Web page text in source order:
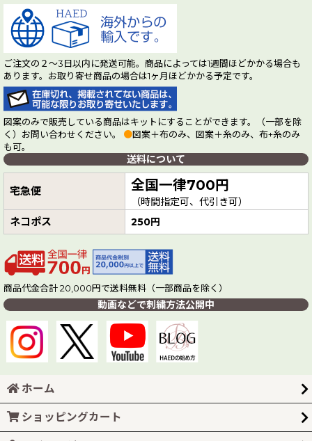
ご注文の２～3日以内に発送可能。商品によっては1週間ほどかかる場合も
あります。お取り寄せ商品の場合は1ヶ月ほどかかる予定です。
図案のみで販売している商品はキットにすることができます。（一部を除
く）お問い合わせください。 ●図案＋布のみ、図案＋糸のみ、布+糸のみ
も可。
送料について
宅急便 全国一律700円
（時間指定可、代引き可）
ネコポス 250円
商品代金合計 20,000円で送料無料（一部商品を除く）
動画などで刺繍方法公開中
ホーム
ショッピングカート